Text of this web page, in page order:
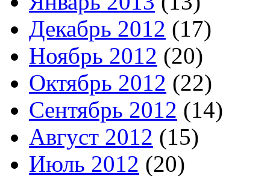
Декабрь 2012 (17)
Ноябрь 2012 (20)
Октябрь 2012 (22)
Сентябрь 2012 (14)
Август 2012 (15)
Июль 2012 (20)